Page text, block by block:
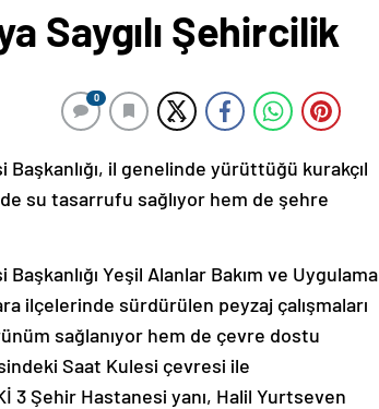
Saygılı Şehircilik
0
il genelinde yürüttüğü kurakçıl
su tasarrufu sağlıyor hem de şehre
Yeşil Alanlar Bakım ve Uygulama
ilçelerinde sürdürülen peyzaj çalışmaları
sağlanıyor hem de çevre dostu
Saat Kulesi çevresi ile
3 Şehir Hastanesi yanı, Halil Yurtseven